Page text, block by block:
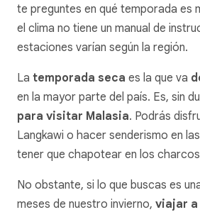
te preguntes en qué temporada es
el clima no tiene un manual de
estaciones varían según la región.
La temporada seca es la que va
en la mayor parte del país. Es, sin
para visitar Malasia. Podrás
Langkawi o hacer senderismo en
tener que chapotear en los charcos
No obstante, si lo que buscas es
meses de nuestro invierno, viajar a